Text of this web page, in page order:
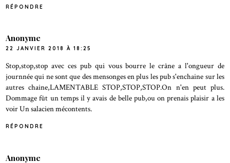
RÉPONDRE
Anonyme
22 JANVIER 2018 À 18:25
Stop,stop,stop avec ces pub qui vous bourre le crâne a l'ongueur de
journnée qui ne sont que des mensonges en plus les pub s'enchaine sur les
autres chaine,LAMENTABLE STOP,STOP,STOP.On n'en peut plus.
Dommage fût un temps il y avais de belle pub,ou on prenais plaisir a les
voir Un salacien mécontents.
RÉPONDRE
Anonyme